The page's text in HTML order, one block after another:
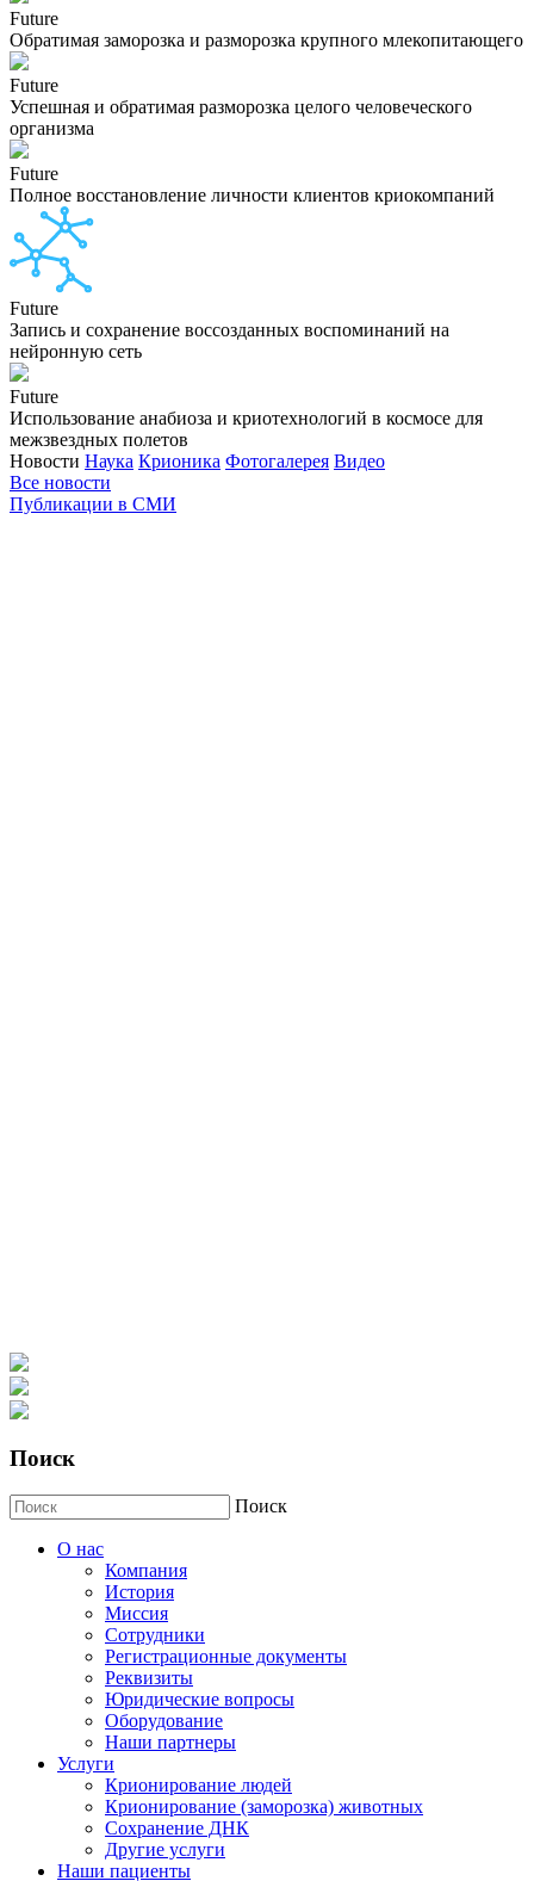
Future
Обратимая заморозка и разморозка крупного млекопитающего
Future
Успешная и обратимая разморозка целого человеческого
организма
Future
Полное восстановление личности клиентов криокомпаний
Future
Запись и сохранение воссозданных воспоминаний на
нейронную сеть
Future
Использование анабиоза и криотехнологий в космосе для
межзвездных полетов
Новости Наука Крионика Фотогалерея Видео
Все новости
Публикации в СМИ
Поиск
Поиск
О нас
Компания
История
Миссия
Сотрудники
Регистрационные документы
Реквизиты
Юридические вопросы
Оборудование
Наши партнеры
Услуги
Крионирование людей
Крионирование (заморозка) животных
Сохранение ДНК
Другие услуги
Наши пациенты